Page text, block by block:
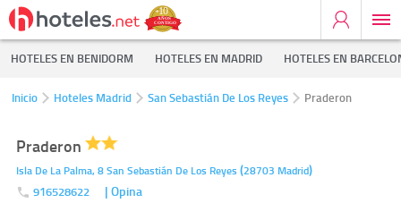
HOTELES EN BENIDORM HOTELES EN MADRID HOTELES EN
Inicio Hoteles Madrid San Sebastián De Los Reyes Praderon
Praderon
Isla De La Palma, 8San Sebastián De Los Reyes (28703 Madrid)
916528622 | Opina